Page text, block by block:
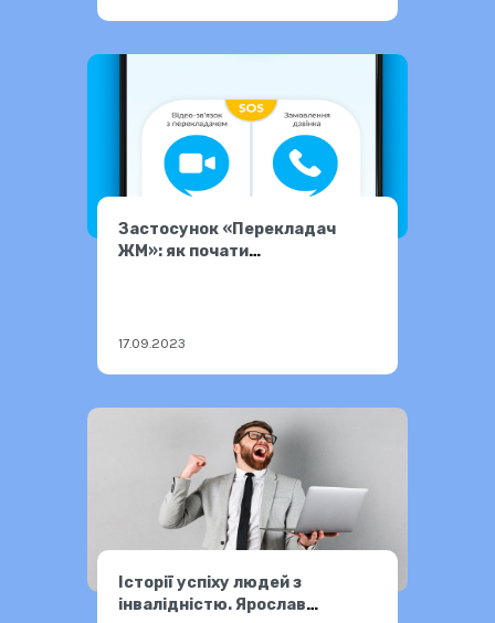
Застосунок «Перекладач
ЖМ»: як почати
17.09.2023
Історії успіху людей з
інвалідністю. Ярослав